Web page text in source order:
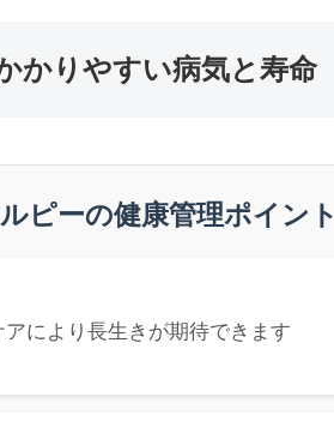
かりやすい病気と寿命
ピーの健康管理ポイント
により長生きが期待できます